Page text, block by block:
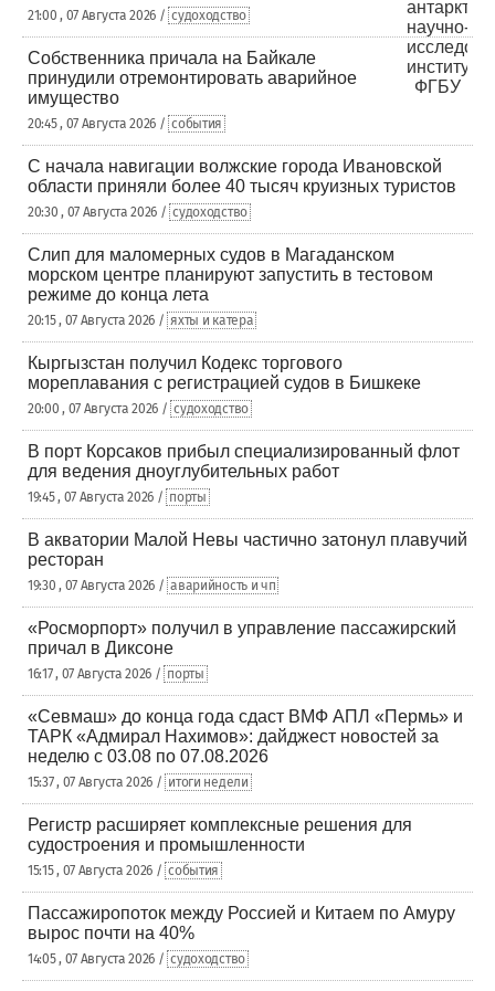
21:00 , 07 Августа 2026 / судоходство
Собственника причала на Байкале
принудили отремонтировать аварийное
имущество
20:45 , 07 Августа 2026 / события
С начала навигации волжские города Ивановской
области приняли более 40 тысяч круизных туристов
20:30 , 07 Августа 2026 / судоходство
Слип для маломерных судов в Магаданском
морском центре планируют запустить в тестовом
режиме до конца лета
20:15 , 07 Августа 2026 / яхты и катера
Кыргызстан получил Кодекс торгового
мореплавания с регистрацией судов в Бишкеке
20:00 , 07 Августа 2026 / судоходство
В порт Корсаков прибыл специализированный флот
для ведения дноуглубительных работ
19:45 , 07 Августа 2026 / порты
В акватории Малой Невы частично затонул плавучий
ресторан
19:30 , 07 Августа 2026 / аварийность и чп
«Росморпорт» получил в управление пассажирский
причал в Диксоне
16:17 , 07 Августа 2026 / порты
«Севмаш» до конца года сдаст ВМФ АПЛ «Пермь» и
ТАРК «Адмирал Нахимов»: дайджест новостей за
неделю с 03.08 по 07.08.2026
15:37 , 07 Августа 2026 / итоги недели
Регистр расширяет комплексные решения для
судостроения и промышленности
15:15 , 07 Августа 2026 / события
Пассажиропоток между Россией и Китаем по Амуру
вырос почти на 40%
14:05 , 07 Августа 2026 / судоходство